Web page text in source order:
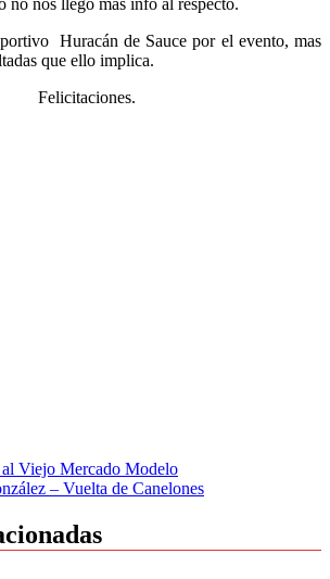
Huracán de Sauce por el evento, mas
que ello implica.
Felicitaciones.
Viejo Mercado Modelo
– Vuelta de Canelones